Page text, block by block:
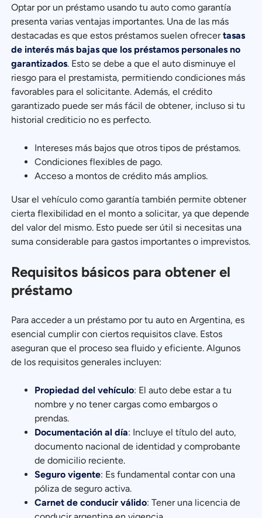
Optar por un préstamo usando tu auto como garantía
presenta varias ventajas importantes. Una de las más
destacadas es que estos préstamos suelen ofrecertasas
de interés más bajas que los préstamos personales no
garantizados. Esto se debe a que el auto disminuye el
riesgo para el prestamista, permitiendo condiciones más
favorables para el solicitante. Además, el crédito
garantizado puede ser más fácil de obtener, incluso si tu
historial crediticio no es perfecto.
Intereses más bajos que otros tipos de préstamos.
Condiciones flexibles de pago.
Acceso a montos de crédito más amplios.
Usar el vehículo como garantía también permite obtener
cierta flexibilidad en el monto a solicitar, ya que depende
del valor del mismo. Esto puede ser útil si necesitas una
suma considerable para gastos importantes o imprevistos.
Requisitos básicos para obtener el
préstamo
Para acceder a un préstamo por tu auto en Argentina, es
esencial cumplir con ciertos requisitos clave. Estos
aseguran que el proceso sea fluido y eficiente. Algunos
de los requisitos generales incluyen:
Propiedad del vehículo: El auto debe estar a tu
nombre y no tener cargas como embargos o
prendas.
Documentación al día: Incluye el título del auto,
documento nacional de identidad y comprobante
de domicilio reciente.
Seguro vigente: Es fundamental contar con una
póliza de seguro activa.
Carnet de conducir válido: Tener una licencia de